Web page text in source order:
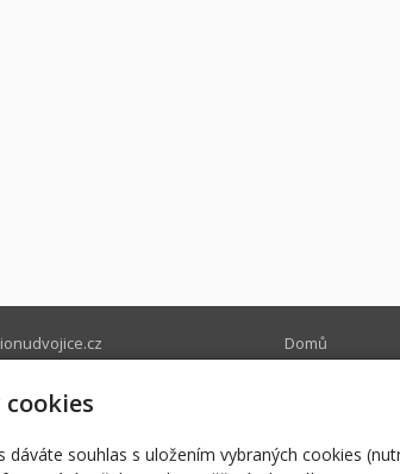
Domů
souhlas s uložením vybraných cookies